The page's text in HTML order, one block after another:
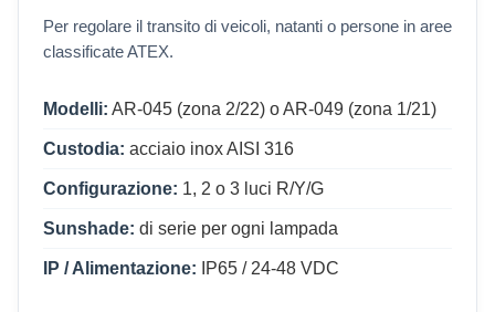
Per regolare il transito di veicoli, natanti o persone in aree
classificate ATEX.
Modelli: AR-045 (zona 2/22) o AR-049 (zona 1/21)
Custodia: acciaio inox AISI 316
Configurazione: 1, 2 o 3 luci R/Y/G
Sunshade: di serie per ogni lampada
IP / Alimentazione: IP65 / 24-48 VDC